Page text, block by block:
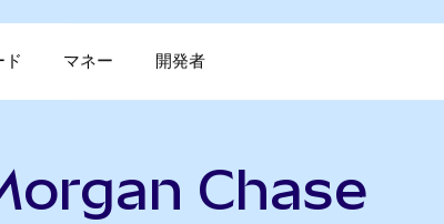
ド マネー 開発者
Chase